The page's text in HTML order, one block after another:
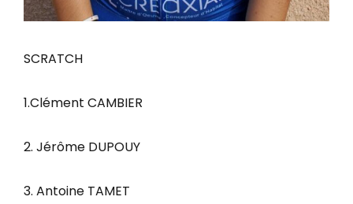
SCRATCH
1.Clément CAMBIER
2. Jérôme DUPOUY
3. Antoine TAMET